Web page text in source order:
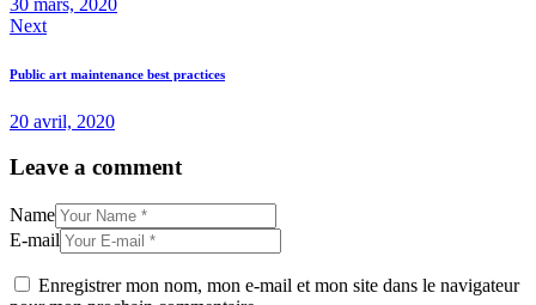
Next
Public art maintenance best practices
20 avril, 2020
Leave a comment
Name
E-mail
Enregistrer mon nom, mon e-mail et mon site dans le navigateur